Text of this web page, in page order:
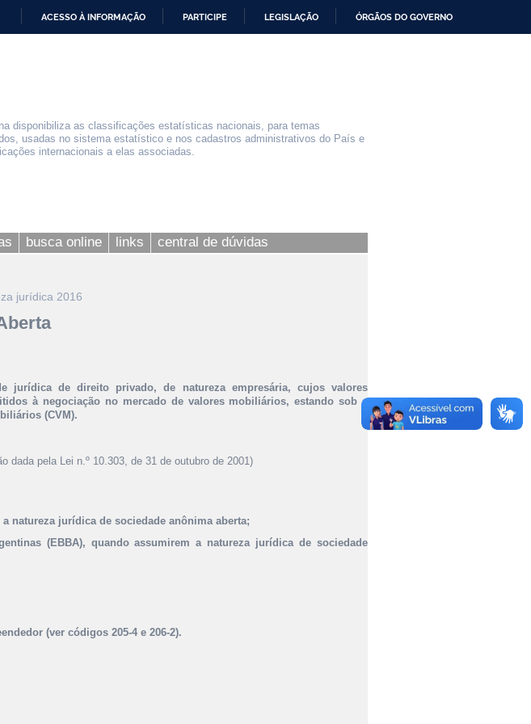
ACESSO À INFORMAÇÃO PARTICIPE LEGISLAÇÃO ÓRGÃOS DO GOVERNO
disponibiliza as classificações estatísticas nacionais, para temas
usadas no sistema estatístico e nos cadastros administrativos do País e
internacionais a elas associadas.
busca online links central de dúvidas
jurídica 2016
jurídica de direito privado, de natureza empresária, cujos valores
à negociação no mercado de valores mobiliários, estando sob a
(CVM).
dada pela Lei n.º 10.303, de 31 de outubro de 2001)
natureza jurídica de sociedade anônima aberta;
(EBBA), quando assumirem a natureza jurídica de sociedade
(ver códigos 205-4 e 206-2).